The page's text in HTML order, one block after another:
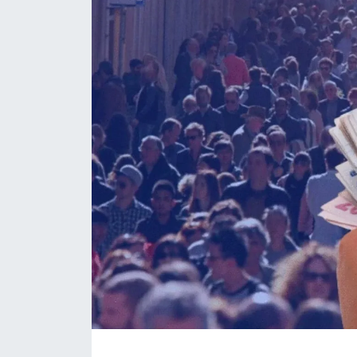
Devrekani Haberleri
Doğanyurt Haberleri
Hanönü Haberleri
İhsangazi Haberleri
İnebolu Haberleri
Küre Haberleri
Merkez Haberleri